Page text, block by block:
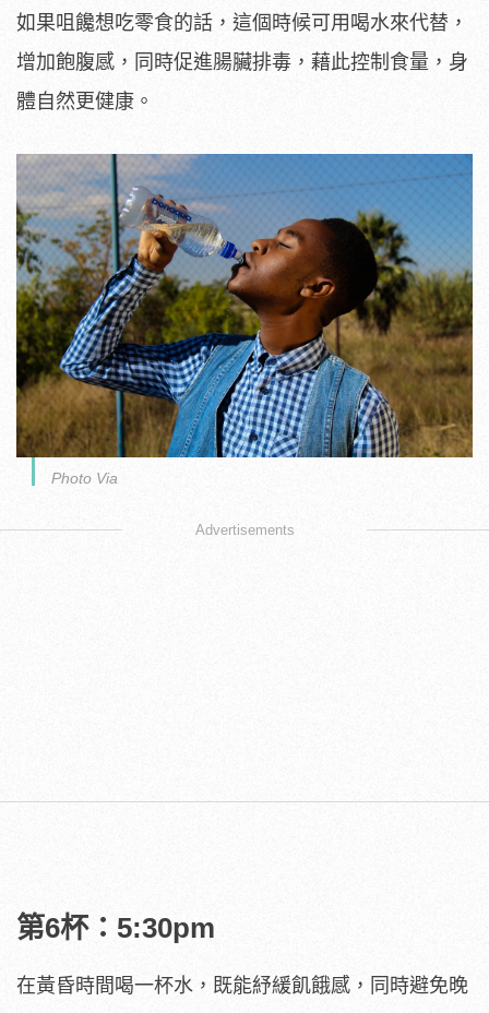
如果咀饞想吃零食的話，這個時候可用喝水來代替，
增加飽腹感，同時促進腸臟排毒，藉此控制食量，身
體自然更健康。
Photo Via
Advertisements
第6杯：5:30pm
在黃昏時間喝一杯水，既能紓緩飢餓感，同時避免晚